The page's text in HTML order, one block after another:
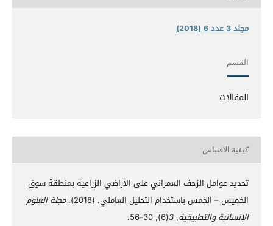
مجلد 3 عدد 6 (2018)
القسم
المقالات
كيفية الاقتباس
تحديد عوامل الزحف العمراني على الأراضي الزراعية بمنطقة سوق
الخميس – الخمس باستخدام التحليل العاملي. (2018).
مجلة العلوم
الإنسانية والتطبيقية,
3
(6), 30-56.